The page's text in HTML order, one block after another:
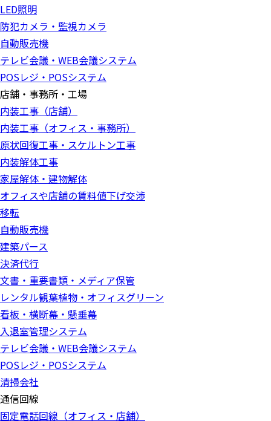
LED照明
防犯カメラ・監視カメラ
自動販売機
テレビ会議・WEB会議システム
POSレジ・POSシステム
店舗・事務所・工場
内装工事（店舗）
内装工事（オフィス・事務所）
原状回復工事・スケルトン工事
内装解体工事
家屋解体・建物解体
オフィスや店舗の賃料値下げ交渉
移転
自動販売機
建築パース
決済代行
文書・重要書類・メディア保管
レンタル観葉植物・オフィスグリーン
看板・横断幕・懸垂幕
入退室管理システム
テレビ会議・WEB会議システム
POSレジ・POSシステム
清掃会社
通信回線
固定電話回線（オフィス・店舗）